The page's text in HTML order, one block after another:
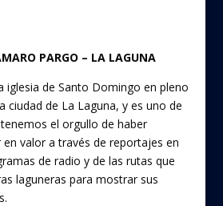
PARGO – LA LAGUNA
iglesia de Santo Domingo en pleno
ciudad de La Laguna, y es uno de
el orgullo de haber
valor a través de reportajes en
de radio y de las rutas que
laguneras para mostrar sus